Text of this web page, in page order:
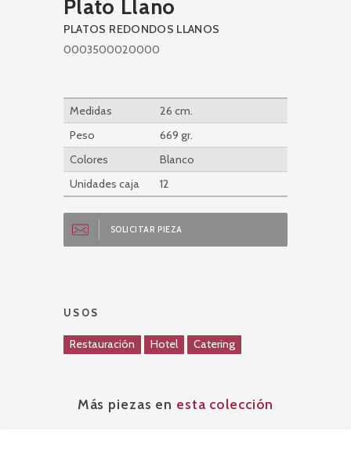
Plato Llano
PLATOS REDONDOS LLANOS
0003500020000
Medidas
26 cm.
Peso
669 gr.
Colores
Blanco
Unidades caja
12
SOLICITAR PIEZA
USOS
Restauración Hotel Catering
Más piezas en esta colección